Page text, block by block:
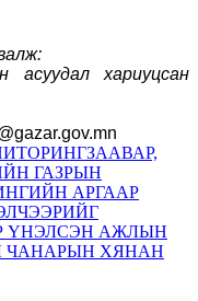
асуудал хариуцсан
ЗААВАР,
ГАЗРЫН
АРГААР
ҮНЭЛСЭН АЖЛЫН
ЧАНАРЫН ХЯНАН